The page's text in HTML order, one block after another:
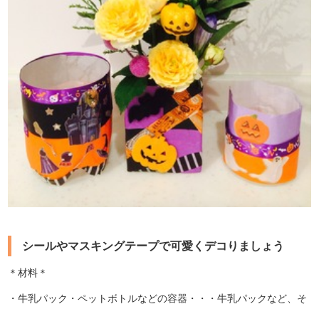
シールやマスキングテープで可愛くデコりましょう
＊材料＊
・牛乳パック・ペットボトルなどの容器・・・牛乳パックなど、そ